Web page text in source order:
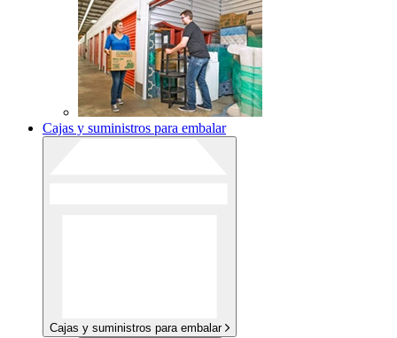
Cajas y suministros para embalar
Cajas y suministros para embalar